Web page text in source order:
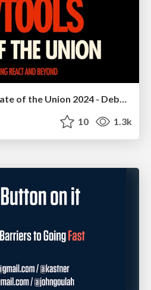
Chrome DevTools: State of the Union 2024 - Debugging React & Beyond
10 1.3k